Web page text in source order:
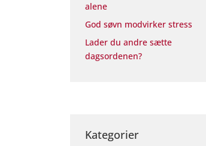
alene
God søvn modvirker stress
Lader du andre sætte
dagsordenen?
Kategorier